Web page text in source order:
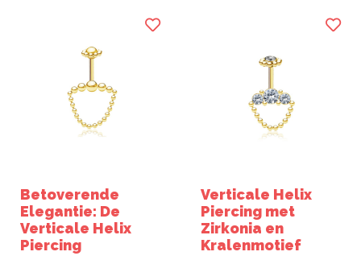
Betoverende
Elegantie: De
Verticale Helix
Piercing
Verticale Helix
Piercing met
Zirkonia en
Kralenmotief